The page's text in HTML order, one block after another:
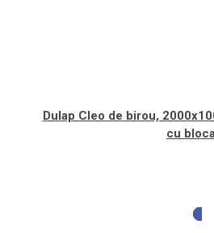
Dulap Cleo de birou,
cu